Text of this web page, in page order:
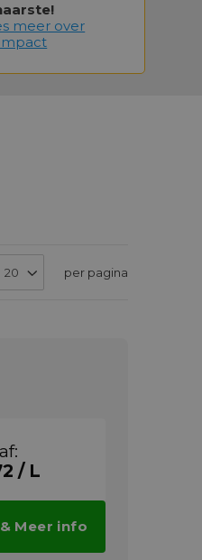
meer over
per pagina
/ L
Meer info